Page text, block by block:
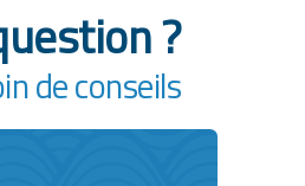
?
de conseils